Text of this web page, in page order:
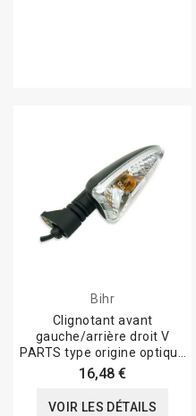
Bihr
Clignotant avant
gauche/arrière droit V
PARTS type origine optique
translucide
16,48 €
VOIR LES DÉTAILS